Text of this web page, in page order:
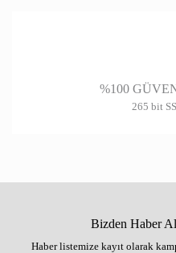
%100
265 bit
Bizden Haber
Haber listemize kayıt olarak